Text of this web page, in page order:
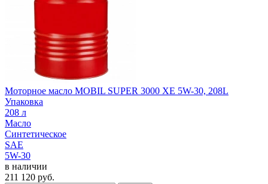
Моторное масло MOBIL SUPER 3000 XE 5W-30, 208L
Упаковка
208 л
Масло
Синтетическое
SAE
5W-30
в наличии
211 120 руб.